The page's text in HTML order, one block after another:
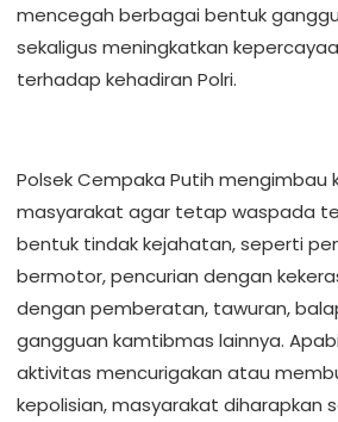
mencegah berbagai bentuk
sekaligus meningkatkan
terhadap kehadiran Polri.
Polsek Cempaka Putih mengimbau
masyarakat agar tetap waspada
bentuk tindak kejahatan, seperti
bermotor, pencurian dengan
dengan pemberatan, tawuran,
gangguan kamtibmas lainnya.
aktivitas mencurigakan atau
kepolisian, masyarakat diharapkan